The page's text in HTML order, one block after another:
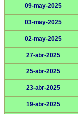
09-may-2025
03-may-2025
02-may-2025
27-abr-2025
25-abr-2025
23-abr-2025
19-abr-2025